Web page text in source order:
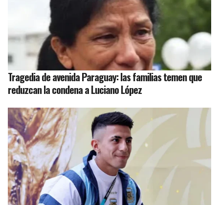
Tragedia de avenida Paraguay: las familias temen que
reduzcan la condena a Luciano López